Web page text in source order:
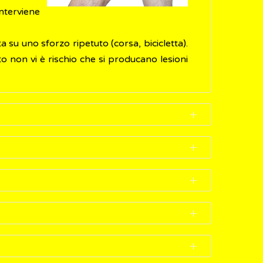
su uno sforzo ripetuto (corsa, bicicletta).
non vi è rischio che si producano lesioni
la pressione compartimentale che, in